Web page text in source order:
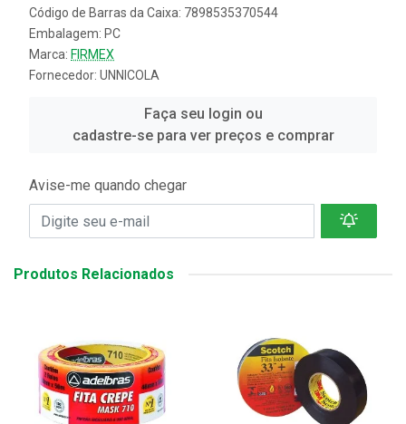
Código de Barras da Caixa: 7898535370544
Embalagem: PC
Marca: FIRMEX
Fornecedor: UNNICOLA
Faça seu login ou
cadastre-se para ver preços e comprar
Avise-me quando chegar
Produtos Relacionados